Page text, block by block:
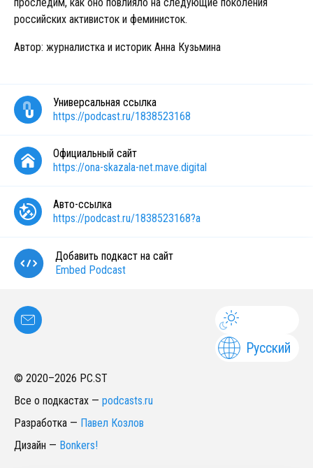
российских активисток и феминисток.
Автор: журналистка и историк Анна Кузьмина
Универсальная ссылка
https://podcast.ru/1838523168
Официальный сайт
https://ona-skazala-net.mave.digital
Авто-ссылка
https://podcast.ru/1838523168?a
Добавить подкаст на сайт
Embed Podcast
Русский
© 2020–2026 PC.ST
Все о подкастах — podcasts.ru
Разработка — Павел Козлов
Дизайн — Bonkers!